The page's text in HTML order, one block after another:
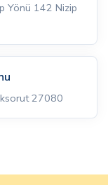
Yönü 142 Nizip
27080